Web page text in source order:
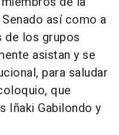
así como a
de los grupos
asistan y se
para saludar
que
Iñaki Gabilondo y